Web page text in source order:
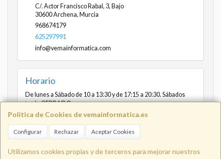
Política de Cookies de vemainformatica.es
Configurar Rechazar Aceptar Cookies
Utilizamos cookies propias y de terceros para mejorar nuestros
C/. Actor Francisco Rabal, 3, Bajo
30600Archena, Murcia
968674179
625297991
info@vemainformatica.com
Horario
De lunes a Sábado de 10 a 13:30 y de 17:15 a 20:30. Sábados
tarde CERRADO
Info@vemainformatica.com 625